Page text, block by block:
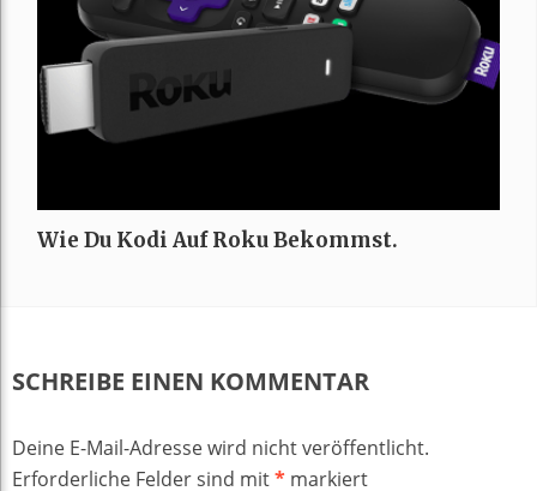
Wie Du Kodi Auf Roku Bekommst.
SCHREIBE EINEN KOMMENTAR
Deine E-Mail-Adresse wird nicht veröffentlicht.
Erforderliche Felder sind mit* markiert